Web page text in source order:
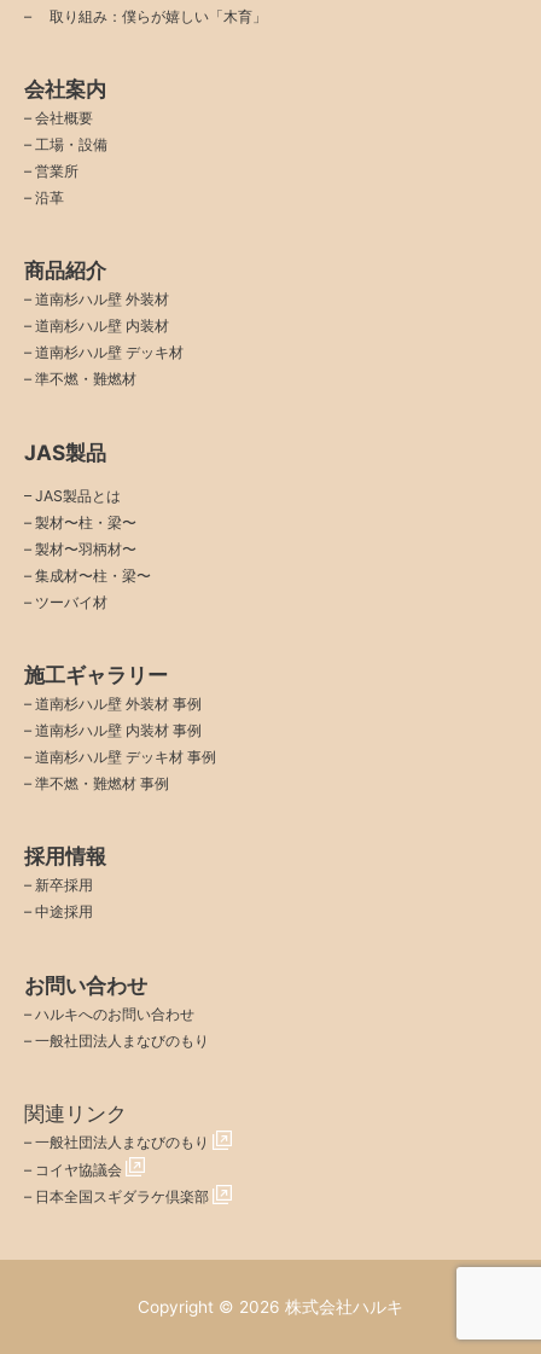
–
取り組み：僕らが嬉しい「木育」
会社案内
– 会社概要
– 工場・設備
– 営業所
– 沿革
商品紹介
– 道南杉ハル壁 外装材
– 道南杉ハル壁 内装材
– 道南杉ハル壁 デッキ材
– 準不燃・難燃材
JAS製品
– JAS製品とは
– 製材〜柱・梁〜
– 製材〜羽柄材〜
– 集成材〜柱・梁〜
– ツーバイ材
施工ギャラリー
– 道南杉ハル壁 外装材 事例
– 道南杉ハル壁 内装材 事例
– 道南杉ハル壁 デッキ材 事例
– 準不燃・難燃材 事例
採用情報
– 新卒採用
– 中途採用
お問い合わせ
– ハルキへのお問い合わせ
– 一般社団法人まなびのもり
関連リンク
– 一般社団法人まなびのもり
– コイヤ協議会
– 日本全国スギダラケ倶楽部
Copyright © 2026 株式会社ハルキ